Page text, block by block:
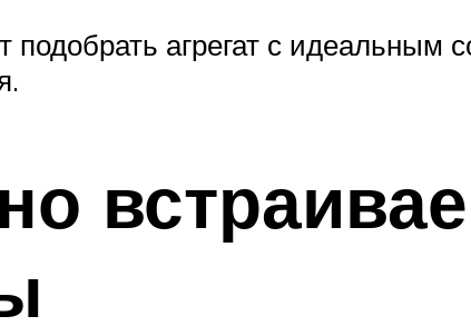
подобрать агрегат с